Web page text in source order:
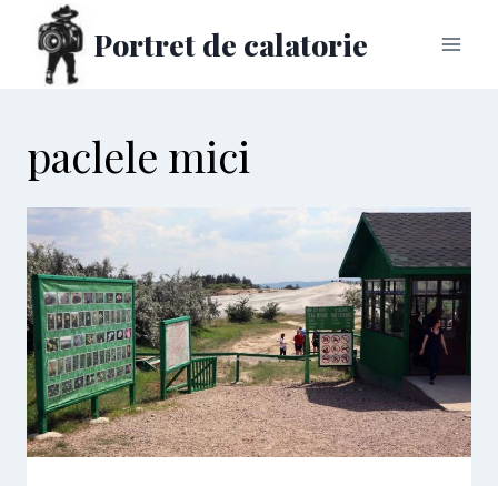
content
Portret de calatorie
paclele mici